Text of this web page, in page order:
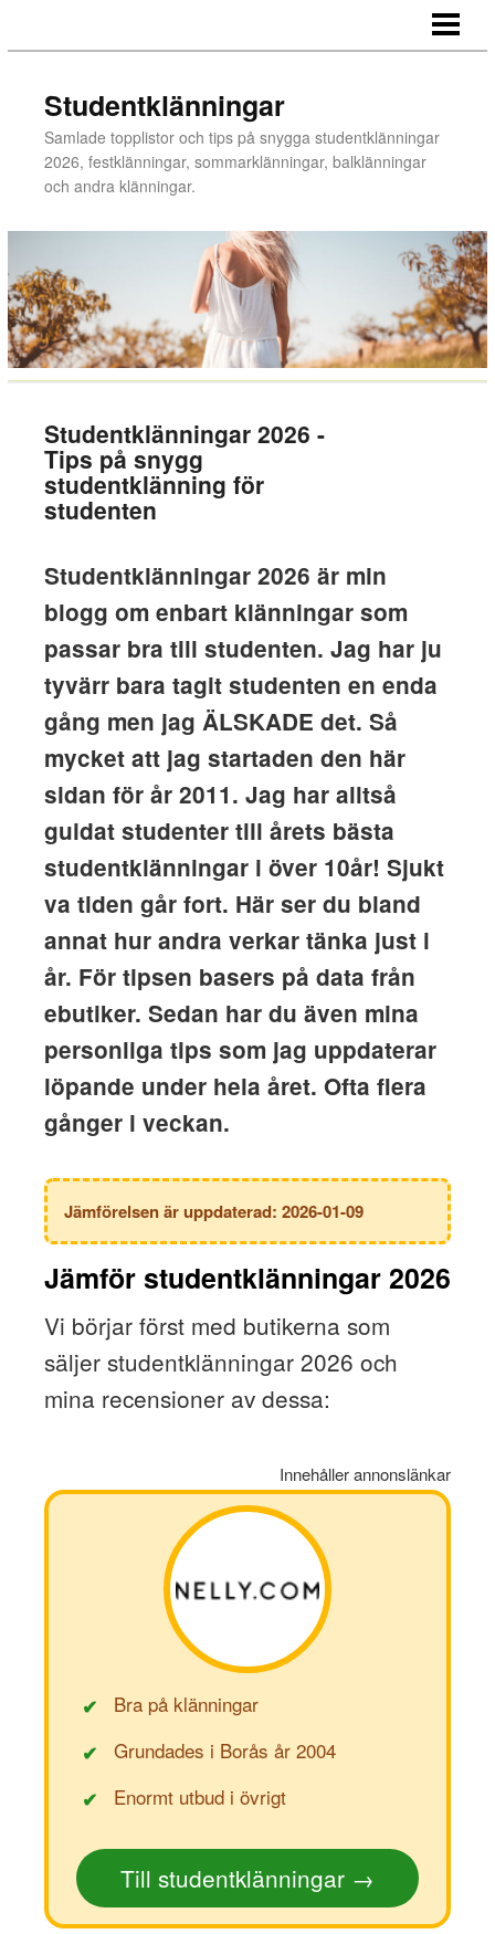
OM SIDAN
Studentklänningar
Samlade topplistor och tips på snygga studentklänningar
2026, festklänningar, sommarklänningar, balklänningar
och andra klänningar.
Studentklänningar 2026 -
Tips på snygg
studentklänning för
studenten
Studentklänningar 2026 är min
blogg om enbart klänningar som
passar bra till studenten. Jag har ju
tyvärr bara tagit studenten en enda
gång men jag ÄLSKADE det. Så
mycket att jag startaden den här
sidan för år 2011. Jag har alltså
guidat studenter till årets bästa
studentklänningar i över 10år! Sjukt
va tiden går fort. Här ser du bland
annat hur andra verkar tänka just i
år. För tipsen basers på data från
ebutiker. Sedan har du även mina
personliga tips som jag uppdaterar
löpande under hela året. Ofta flera
gånger i veckan.
Jämförelsen är uppdaterad: 2026-01-09
Jämför studentklänningar 2026
Vi börjar först med butikerna som
säljer studentklänningar 2026 och
mina recensioner av dessa:
Innehåller annonslänkar
✔ Bra på klänningar
✔ Grundades i Borås år 2004
✔ Enormt utbud i övrigt
Till studentklänningar →